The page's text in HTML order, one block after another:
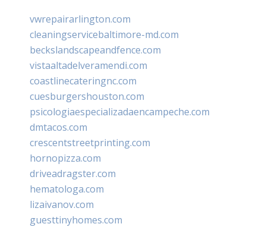
vwrepairarlington.com
cleaningservicebaltimore-md.com
beckslandscapeandfence.com
vistaaltadelveramendi.com
coastlinecateringnc.com
cuesburgershouston.com
psicologiaespecializadaencampeche.com
dmtacos.com
crescentstreetprinting.com
hornopizza.com
driveadragster.com
hematologa.com
lizaivanov.com
guesttinyhomes.com